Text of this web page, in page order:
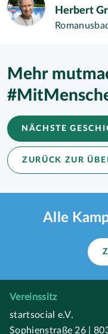
Herbert
Mehr
NÄCHSTE
ZURÜCK ZUR
Alle
Vereinssitz
startsocial e.V.
Sophienstraße 26 |